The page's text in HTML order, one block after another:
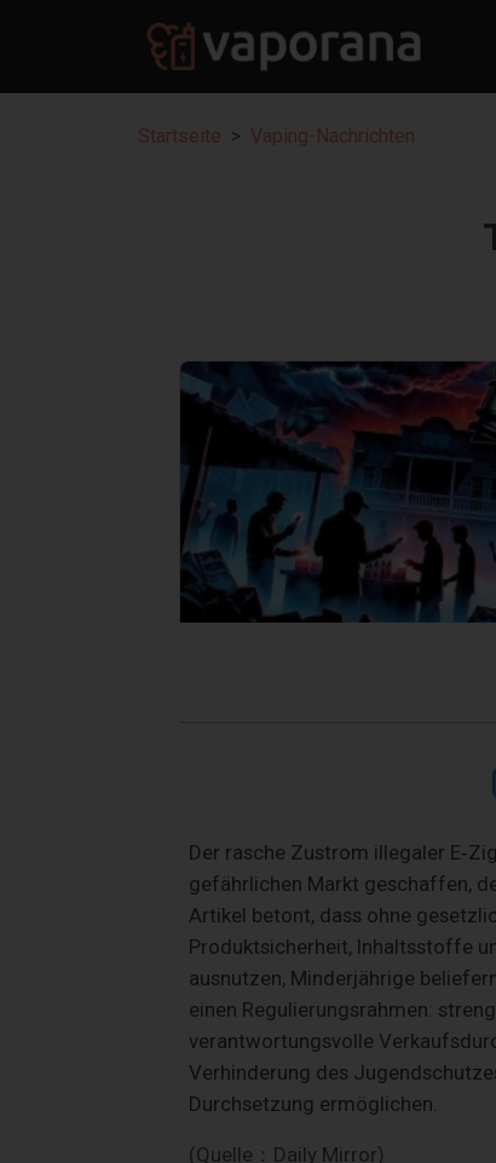
Startseite Vaping-Nachrichten
Der rasche Zustrom illegaler
gefährlichen Markt geschaffen,
Artikel betont, dass ohne
Produktsicherheit, Inhaltsstoffe
ausnutzen, Minderjährige
einen Regulierungsrahmen:
verantwortungsvolle
Verhinderung des
Durchsetzung ermöglichen.
(Quelle：Daily Mirror)